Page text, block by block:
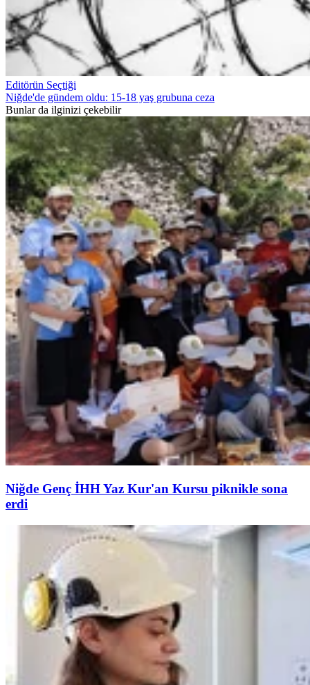
Editörün Seçtiği
Niğde'de gündem oldu: 15-18 yaş grubuna ceza
Bunlar da ilginizi çekebilir
Niğde Genç İHH Yaz Kur'an Kursu piknikle sona
erdi